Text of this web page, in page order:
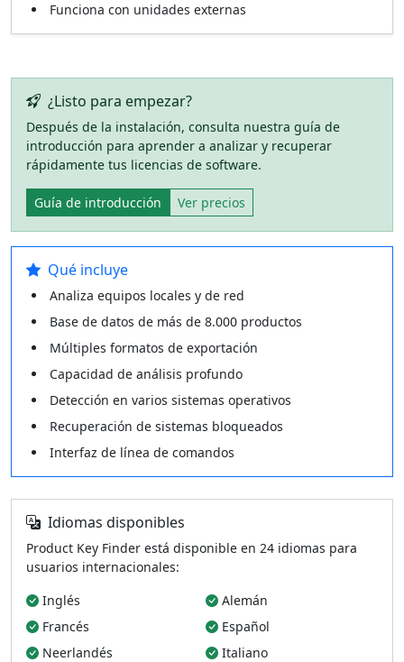
Funciona con unidades externas
¿Listo para empezar?
Después de la instalación, consulta nuestra guía de
introducción para aprender a analizar y recuperar
rápidamente tus licencias de software.
Guía de introducción Ver precios
Qué incluye
Analiza equipos locales y de red
Base de datos de más de 8.000 productos
Múltiples formatos de exportación
Capacidad de análisis profundo
Detección en varios sistemas operativos
Recuperación de sistemas bloqueados
Interfaz de línea de comandos
Idiomas disponibles
Product Key Finder está disponible en 24 idiomas para
usuarios internacionales:
Inglés
Alemán
Francés
Español
Neerlandés
Italiano